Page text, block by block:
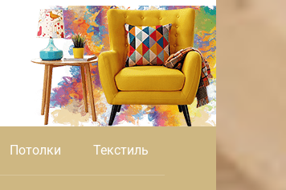
Потолки Текстиль